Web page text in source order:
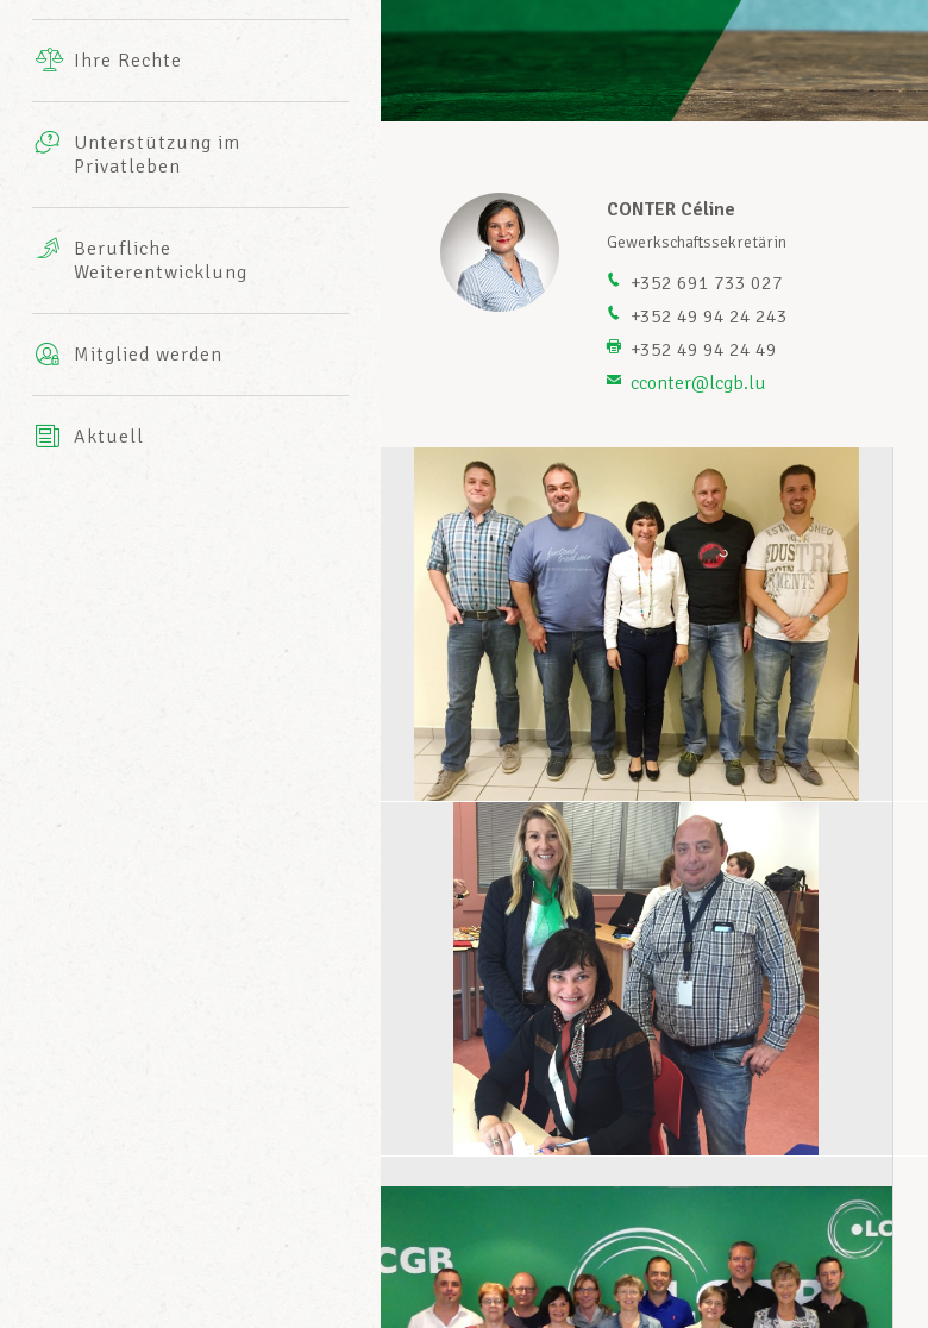
INFO-CENTER
des LCGBs
Ihre Rechte
Unterstützung im
Privatleben
Leistungen
Mutuelle
AXA
Berufliche
Weiterentwicklung
Mitglied werden
Aktuell
CONTER Céline
Gewerkschaftssekretärin
+352 691 733 027
+352 49 94 24 243
+352 49 94 24 49
cconter@lcgb.lu